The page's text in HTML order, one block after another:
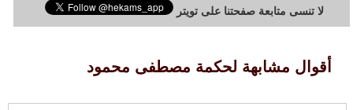
لا تنسى متابعة صفحتنا على تويتر
أقوال مشابهة لحكمة مصطفى محمود